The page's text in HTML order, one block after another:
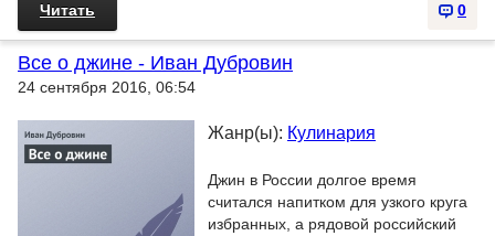
0
Читать
Все о джине - Иван Дубровин
24 сентября 2016, 06:54
Жанр(ы): Кулинария
Джин в России долгое время
считался напитком для узкого круга
избранных, а рядовой российский